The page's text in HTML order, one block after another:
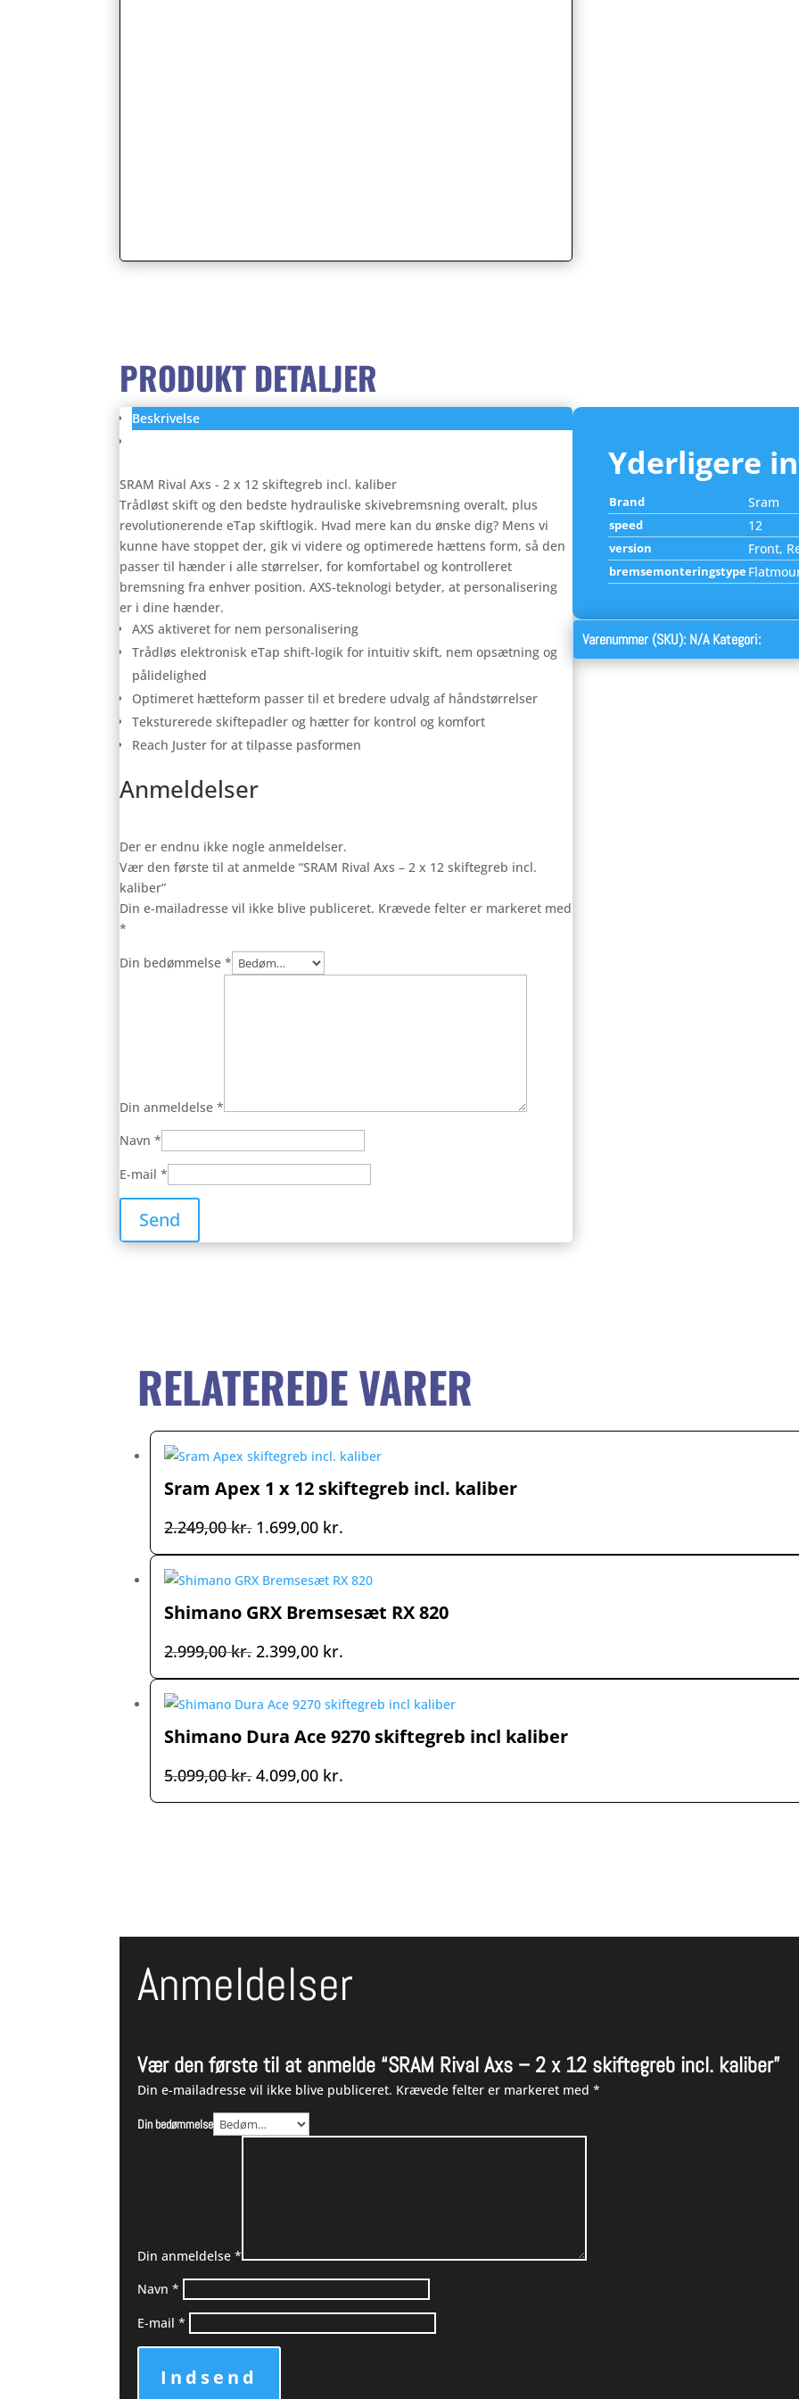
PRODUKT DETALJER
Beskrivelse
SRAM Rival Axs - 2 x 12 skiftegreb incl. kaliber
Trådløst skift og den bedste hydrauliske skivebremsning overalt, plus
revolutionerende eTap skiftlogik. Hvad mere kan du ønske dig? Mens vi
kunne have stoppet der, gik vi videre og optimerede hættens form, så den
passer til hænder i alle størrelser, for komfortabel og kontrolleret
bremsning fra enhver position. AXS-teknologi betyder, at personalisering
er i dine hænder.
AXS aktiveret for nem personalisering
Trådløs elektronisk eTap shift-logik for intuitiv skift, nem opsætning og
pålidelighed
Optimeret hætteform passer til et bredere udvalg af håndstørrelser
Teksturerede skiftepadler og hætter for kontrol og komfort
Reach Juster for at tilpasse pasformen
Anmeldelser
Der er endnu ikke nogle anmeldelser.
Vær den første til at anmelde “SRAM Rival Axs – 2 x 12 skiftegreb incl.
kaliber”
Din e-mailadresse vil ikke blive publiceret. Krævede felter er markeret med
*
Din bedømmelse*
Din anmeldelse*
Navn*
E-mail*
Yderligere
Brand Sram
speed 12
version Front,
bremsemonteringstype
Varenummer (SKU): N/A Kategori:
RELATEREDE VARER
Sram Apex 1 x 12 skiftegreb incl. kaliber
2.249,00kr. Den
oprindelige
pris
2.249,00 kr..
1.699,00 kr.
aktuelle
pris
1.699,00 kr..
Shimano GRX Bremsesæt RX 820
2.999,00kr. Den
oprindelige
pris
2.999,00 kr..
2.399,00 kr.
aktuelle
pris
2.399,00 kr..
Shimano Dura Ace 9270 skiftegreb incl kaliber
5.099,00kr.Den
oprindelige
4.099,00 kr.
aktuelle
Anmeldelser
Vær den første til at anmelde “SRAM Rival Axs – 2 x 12 skiftegreb incl. kaliber”
Din e-mailadresse vil ikke blive publiceret. Krævede felter er markeret med*
Din bedømmelse
Din anmeldelse*
Navn*
E-mail*
Indsend